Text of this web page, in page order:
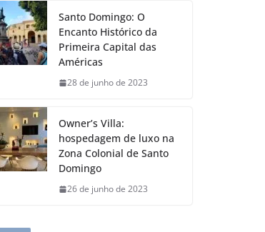
Santo Domingo: O
Encanto Histórico da
Primeira Capital das
Américas
28 de junho de 2023
Owner’s Villa:
hospedagem de luxo na
Zona Colonial de Santo
Domingo
26 de junho de 2023